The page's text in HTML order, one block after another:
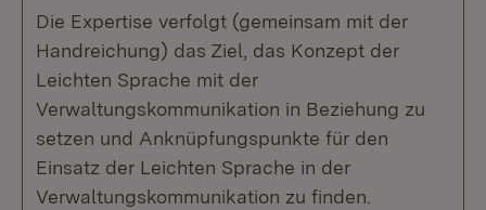
Die Expertise verfolgt (gemeinsam mit der
Handreichung) das Ziel, das Konzept der
Leichten Sprache mit der
Verwaltungskommunikation in Beziehung zu
setzen und Anknüpfungspunkte für den
Einsatz der Leichten Sprache in der
Verwaltungskommunikation zu finden.